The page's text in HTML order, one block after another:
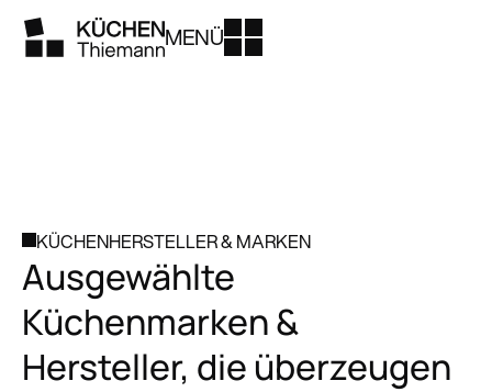
MENÜ
KÜCHENHERSTELLER & MARKEN
Ausgewählte
Küchenmarken &
Hersteller, die überzeugen